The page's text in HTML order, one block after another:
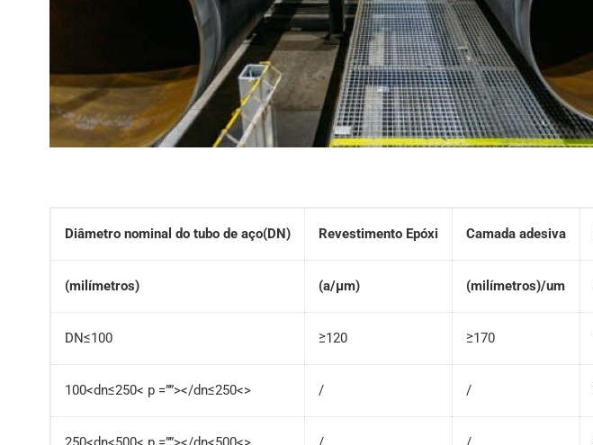
Diâmetro nominal do tubo de aço(DN) Revestimento Epóxi Camada adesiva
(milímetros) (a/μm) (milímetros)/um
DN≤100 ≥120 ≥170
100<dn≤250< p =””></dn≤250<> / /